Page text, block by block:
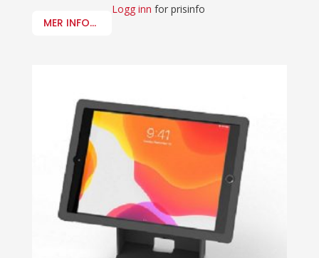
MER INFO...
Logg inn for prisinfo